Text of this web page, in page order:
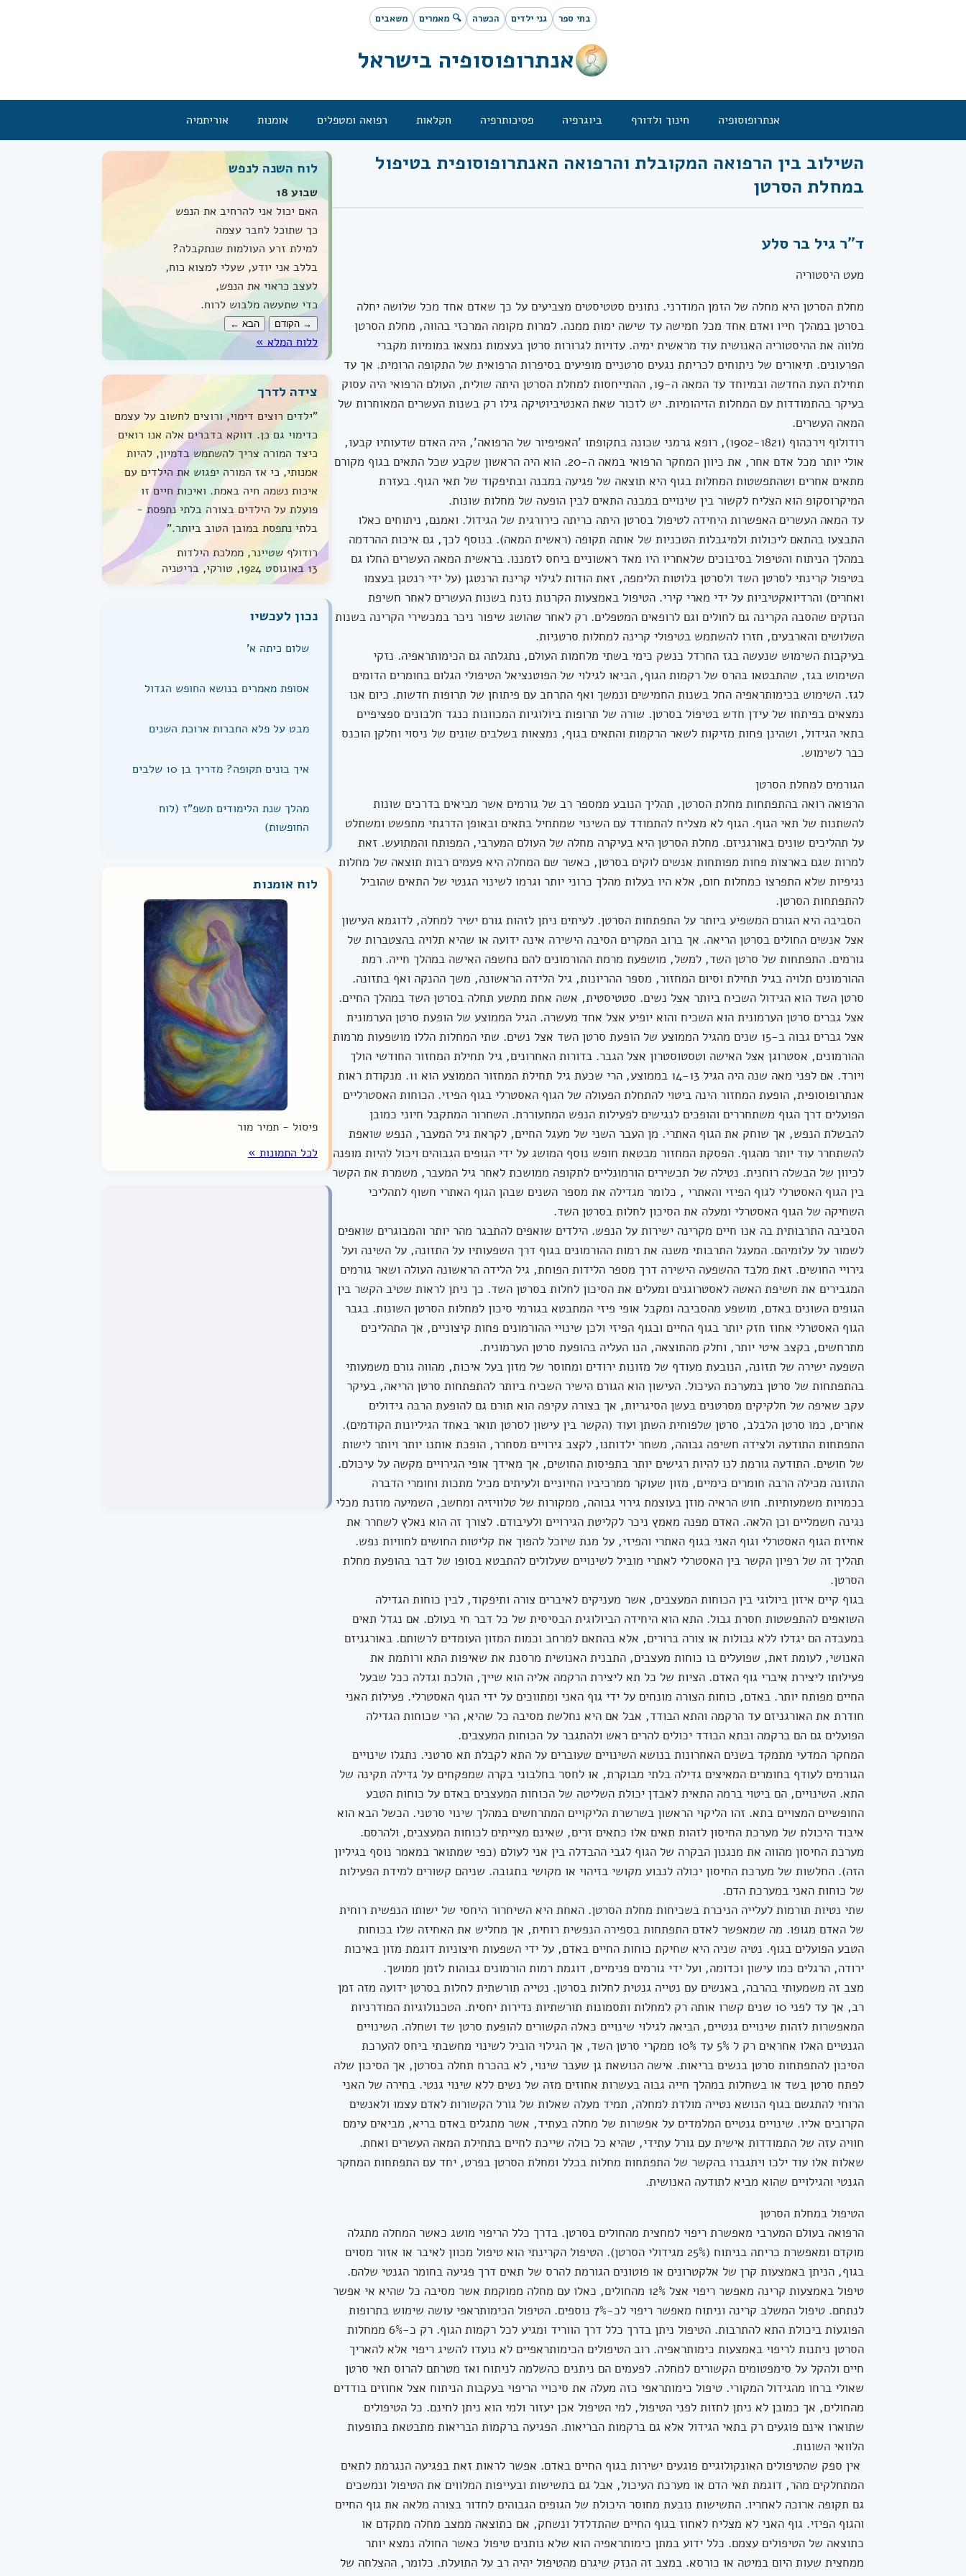
בתי ספר גני ילדים הכשרה 🔍 מאמרים משאבים
אנתרופוסופיה בישראל
אנתרופוסופיה חינוך ולדורף ביוגרפיה פסיכותרפיה חקלאות רפואה ומטפלים אומנות אוריתמיה
השילוב בין הרפואה המקובלת והרפואה האנתרופוסופית בטיפול
במחלת הסרטן
ד"ר גיל בר סלע
מעט היסטוריה
מחלת הסרטן היא מחלה של הזמן המודרני. נתונים סטטיסטים מצביעים על כך שאדם אחד מכל שלושה יחלה
בסרטן במהלך חייו ואדם אחד מכל חמישה עד שישה ימות ממנה. למרות מקומה המרכזי בהווה, מחלת הסרטן
מלווה את ההיסטוריה האנושית עוד מראשית ימיה. עדויות לגרורות סרטן בעצמות נמצאו במומיות מקברי
הפרעונים. תיאורים של ניתוחים לכריתת נגעים סרטניים מופיעים בסיפרות הרפואית של התקופה הרומית. אך עד
תחילת העת החדשה ובמיוחד עד המאה ה-19, ההתייחסות למחלת הסרטן היתה שולית, העולם הרפואי היה עסוק
בעיקר בהתמודדות עם המחלות הזיהומיות. יש לזכור שאת האנטיביוטיקה גילו רק בשנות העשרים המאוחרות של
המאה העשרים.
רודולוף וירכהוף (1902-1821), רופא גרמני שכונה בתקופתו 'האפיפיור של הרפואה', היה האדם שדעותיו קבעו,
אולי יותר מכל אדם אחר, את כיוון המחקר הרפואי במאה ה-20. הוא היה הראשון שקבע שכל התאים בגוף מקורם
מתאים אחרים ושהתפשטות המחלות בגוף היא תוצאה של פגיעה במבנה ובתיפקוד של תאי הגוף. בעזרת
המיקרוסקופ הוא הצליח לקשור בין שינויים במבנה התאים לבין הופעה של מחלות שונות.
עד המאה העשרים האפשרות היחידה לטיפול בסרטן היתה כריתה כירורגית של הגידול. ואמנם, ניתוחים כאלו
התבצעו בהתאם ליכולות ולמיגבלות הטכניות של אותה תקופה (ראשית המאה). בנוסף לכך, גם איכות ההרדמה
במהלך הניתוח והטיפול בסיבוכים שלאחריו היו מאד ראשוניים ביחס לזמננו. בראשית המאה העשרים החלו גם
בטיפול קרינתי לסרטן השד ולסרטן בלוטות הלימפה, זאת הודות לגילוי קרינת הרנטגן (על ידי רנטגן בעצמו
ואחרים) והרדיואקטיביות על ידי מארי קירי. הטיפול באמצעות הקרנות נזנח בשנות העשרים לאחר חשיפת
הנזקים שהסבה הקרינה גם לחולים וגם לרופאים המטפלים. רק לאחר שהושג שיפור ניכר במכשירי הקרינה בשנות
השלושים והארבעים, חזרו להשתמש בטיפולי קרינה למחלות סרטניות.
בעיקבות השימוש שנעשה בגז החרדל כנשק כימי בשתי מלחמות העולם, נתגלתה גם הכימותראפיה. נזקי
השימוש בגז, שהתבטאו בהרס של רקמות הגוף, הביאו לגילוי של הפוטנציאל הטיפולי הגלום בחומרים הדומים
לגז. השימוש בכימותראפיה החל בשנות החמישים ונמשך ואף התרחב עם פיתוחן של תרופות חדשות. כיום אנו
נמצאים בפיתחו של עידן חדש בטיפול בסרטן. שורה של תרופות ביולוגיות המכוונות כנגד חלבונים ספציפיים
בתאי הגידול, ושהינן פחות מזיקות לשאר הרקמות והתאים בגוף, נמצאות בשלבים שונים של ניסוי וחלקן הוכנס
כבר לשימוש.
הגורמים למחלת הסרטן
הרפואה רואה בהתפתחות מחלת הסרטן, תהליך הנובע ממספר רב של גורמים אשר מביאים בדרכים שונות
להשתנות של תאי הגוף. הגוף לא מצליח להתמודד עם השינוי שמתחיל בתאים ובאופן הדרגתי מתפשט ומשתלט
על תהליכים שונים באורגניזם. מחלת הסרטן היא בעיקרה מחלה של העולם המערבי, המפותח והמתועש. זאת
למרות שגם בארצות פחות מפותחות אנשים לוקים בסרטן, כאשר שם המחלה היא פעמים רבות תוצאה של מחלות
נגיפיות שלא התפרצו כמחלות חום, אלא היו בעלות מהלך כרוני יותר וגרמו לשינוי הגנטי של התאים שהוביל
להתפתחות הסרטן.
הסביבה היא הגורם המשפיע ביותר על התפתחות הסרטן. לעיתים ניתן לזהות גורם ישיר למחלה, לדוגמא העישון
אצל אנשים החולים בסרטן הריאה. אך ברוב המקרים הסיבה הישירה אינה ידועה או שהיא תלויה בהצטברות של
גורמים. התפתחות של סרטן השד, למשל, מושפעת מרמת ההורמונים להם נחשפה האישה במהלך חייה. רמת
ההורמונים תלויה בגיל תחילת וסיום המחזור, מספר ההריונות, גיל הלידה הראשונה, משך ההנקה ואף בתזונה.
סרטן השד הוא הגידול השכיח ביותר אצל נשים. סטטיסטית, אשה אחת מתשע תחלה בסרטן השד במהלך החיים.
אצל גברים סרטן הערמונית הוא השכיח והוא יופיע אצל אחד מעשרה. הגיל הממוצע של הופעת סרטן הערמונית
אצל גברים גבוה ב-15 שנים מהגיל הממוצע של הופעת סרטן השד אצל נשים. שתי המחלות הללו מושפעות מרמות
ההורמונים, אסטרוגן אצל האישה וטסטוסטרון אצל הגבר. בדורות האחרונים, גיל תחילת המחזור החודשי הולך
ויורד. אם לפני מאה שנה היה הגיל 14-13 בממוצע, הרי שכעת גיל תחילת המחזור הממוצע הוא 11. מנקודת ראות
אנתרופוסופית, הופעת המחזור הינה ביטוי להתחלת הפעולה של הגוף האסטרלי בגוף הפיזי. הכוחות האסטרליים
הפועלים דרך הגוף משתחררים והופכים לנגישים לפעילות הנפש המתעוררת. השחרור המתקבל חיוני כמובן
להבשלת הנפש, אך שוחק את הגוף האתרי. מן העבר השני של מעגל החיים, לקראת גיל המעבר, הנפש שואפת
להשתחרר עוד יותר מהגוף. הפסקת המחזור מבטאת חופש נוסף המושג על ידי הגופים הגבוהים ויכול להיות מופנה
לכיוון של הבשלה רוחנית. נטילה של תכשירים הורמונליים לתקופה ממושכת לאחר גיל המעבר, משמרת את הקשר
בין הגוף האסטרלי לגוף הפיזי והאתרי , כלומר מגדילה את מספר השנים שבהן הגוף האתרי חשוף לתהליכי
השחיקה של הגוף האסטרלי ומעלה את הסיכון לחלות בסרטן השד.
הסביבה התרבותית בה אנו חיים מקרינה ישירות על הנפש. הילדים שואפים להתבגר מהר יותר והמבוגרים שואפים
לשמור על עלומיהם. המעגל התרבותי משנה את רמות ההורמונים בגוף דרך השפעותיו על התזונה, על השינה ועל
גירויי החושים. זאת מלבד ההשפעה הישירה דרך מספר הלידות הפוחת, גיל הלידה הראשונה העולה ושאר גורמים
המגבירים את חשיפת האשה לאסטרוגנים ומעלים את הסיכון לחלות בסרטן השד. כך ניתן לראות שטיב הקשר בין
הגופים השונים באדם, מושפע מהסביבה ומקבל אופי פיזי המתבטא בגורמי סיכון למחלות הסרטן השונות. בגבר
הגוף האסטרלי אחוז חזק יותר בגוף החיים ובגוף הפיזי ולכן שינויי ההורמונים פחות קיצוניים, אך התהליכים
מתרחשים, בקצב איטי יותר, וחלק מהתוצאה, הנו העליה בהופעת סרטן הערמונית.
השפעה ישירה של תזונה, הנובעת מעודף של מזונות ירודים ומחוסר של מזון בעל איכות, מהווה גורם משמעותי
בהתפתחות של סרטן במערכת העיכול. העישון הוא הגורם הישיר השכיח ביותר להתפתחות סרטן הריאה, בעיקר
עקב שאיפה של חלקיקים מסרטנים בעשן הסיגריות, אך בצורה עקיפה הוא תורם גם להופעת הרבה גידולים
אחרים, כמו סרטן הלבלב, סרטן שלפוחית השתן ועוד (הקשר בין עישון לסרטן תואר באחד הגיליונות הקודמים).
התפתחות התודעה ולצידה חשיפה גבוהה, משחר ילדותנו, לקצב גירויים מסחרר, הופכת אותנו יותר ויותר לישות
של חושים. התודעה גורמת לנו להיות רגישים יותר בתפיסות החושים, אך מאידך אופי הגירויים מקשה על עיכולם.
התזונה מכילה הרבה חומרים כימיים, מזון שעוקר ממרכיביו החיוניים ולעיתים מכיל מתכות וחומרי הדברה
בכמויות משמעותיות. חוש הראיה מוזן בעוצמת גירוי גבוהה, ממקורות של טלוויזיה ומחשב, השמיעה מוזנת מכלי
נגינה חשמליים וכן הלאה. האדם מפנה מאמץ ניכר לקליטת הגירויים ולעיבודם. לצורך זה הוא נאלץ לשחרר את
אחיזת הגוף האסטרלי וגוף האני בגוף האתרי והפיזי, על מנת שיוכל להפוך את קליטות החושים לחוויות נפש.
תהליך זה של רפיון הקשר בין האסטרלי לאתרי מוביל לשינויים שעלולים להתבטא בסופו של דבר בהופעת מחלת
הסרטן.
בגוף קיים איזון ביולוגי בין הכוחות המעצבים, אשר מעניקים לאיברים צורה ותיפקוד, לבין כוחות הגדילה
השואפים להתפשטות חסרת גבול. התא הוא היחידה הביולוגית הבסיסית של כל דבר חי בעולם. אם נגדל תאים
במעבדה הם יגדלו ללא גבולות או צורה ברורים, אלא בהתאם למרחב וכמות המזון העומדים לרשותם. באורגניזם
האנושי, לעומת זאת, שפועלים בו כוחות מעצבים, התבנית האנושית מרסנת את שאיפות התא ורותמת את
פעילותו ליצירת איברי גוף האדם. הציות של כל תא ליצירת הרקמה אליה הוא שייך, הולכת וגדלה ככל שבעל
החיים מפותח יותר. באדם, כוחות הצורה מונחים על ידי גוף האני ומתווכים על ידי הגוף האסטרלי. פעילות האני
חודרת את האורגניזם עד הרקמה והתא הבודד, אבל אם היא נחלשת מסיבה כל שהיא, הרי שכוחות הגדילה
הפועלים גם הם ברקמה ובתא הבודד יכולים להרים ראש ולהתגבר על הכוחות המעצבים.
המחקר המדעי מתמקד בשנים האחרונות בנושא השינויים שעוברים על התא לקבלת תא סרטני. נתגלו שינויים
הגורמים לעודף בחומרים המאיצים גדילה בלתי מבוקרת, או לחסר בחלבוני בקרה שמפקחים על גדילה תקינה של
התא. השינויים, הם ביטוי ברמה התאית לאבדן יכולת השליטה של הכוחות המעצבים באדם על כוחות הטבע
החופשיים המצויים בתא. זהו הליקוי הראשון בשרשרת הליקויים המתרחשים במהלך שינוי סרטני. הכשל הבא הוא
איבוד היכולת של מערכת החיסון לזהות תאים אלו כתאים זרים, שאינם מצייתים לכוחות המעצבים, ולהרסם.
מערכת החיסון מהווה את מנגנון הבקרה של הגוף לגבי ההבדלה בין אני לעולם (כפי שמתואר במאמר נוסף בגיליון
הזה). החלשות של מערכת החיסון יכולה לנבוע מקושי בזיהוי או מקושי בתגובה. שניהם קשורים למידת הפעילות
של כוחות האני במערכת הדם.
שתי נטיות תורמות לעלייה הניכרת בשכיחות מחלת הסרטן. האחת היא השיחרור היחסי של ישותו הנפשית רוחית
של האדם מגופו. מה שמאפשר לאדם התפתחות בספירה הנפשית רוחית, אך מחליש את האחיזה שלו בכוחות
הטבע הפועלים בגוף. נטיה שניה היא שחיקת כוחות החיים באדם, על ידי השפעות חיצוניות דוגמת מזון באיכות
ירודה, הרגלים כמו עישון וכדומה, ועל ידי גורמים פנימיים, דוגמת רמות הורמונים גבוהות לזמן ממושך.
מצב זה משמעותי בהרבה, באנשים עם נטייה גנטית לחלות בסרטן. נטייה תורשתית לחלות בסרטן ידועה מזה זמן
רב, אך עד לפני 10 שנים קשרו אותה רק למחלות ותסמונות תורשתיות נדירות יחסית. הטכנולוגיות המודרניות
המאפשרות לזהות שינויים גנטיים, הביאה לגילוי שינויים כאלה הקשורים להופעת סרטן שד ושחלה. השינויים
הגנטיים האלו אחראים רק ל 5% עד 10% ממקרי סרטן השד, אך הגילוי הוביל לשינוי מחשבתי ביחס להערכת
הסיכון להתפתחות סרטן בנשים בריאות. אישה הנושאת גן שעבר שינוי, לא בהכרח תחלה בסרטן, אך הסיכון שלה
לפתח סרטן בשד או בשחלות במהלך חייה גבוה בעשרות אחוזים מזה של נשים ללא שינוי גנטי. בחירה של האני
הרוחי להתגשם בגוף הנושא נטייה מולדת למחלה, תמיד מעלה שאלות של גורל הקשורות לאדם עצמו ולאנשים
הקרובים אליו. שינויים גנטיים המלמדים על אפשרות של מחלה בעתיד, אשר מתגלים באדם בריא, מביאים עימם
חוויה עזה של התמודדות אישית עם גורל עתידי, שהיא כל כולה שייכת לחיים בתחילת המאה העשרים ואחת.
שאלות אלו עוד ילכו ויתגברו בהקשר של התפתחות מחלות בכלל ומחלת הסרטן בפרט, יחד עם התפתחות המחקר
הגנטי והגילויים שהוא מביא לתודעה האנושית.
הטיפול במחלת הסרטן
הרפואה בעולם המערבי מאפשרת ריפוי למחצית מהחולים בסרטן. בדרך כלל הריפוי מושג כאשר המחלה מתגלה
מוקדם ומאפשרת כריתה בניתוח (25% מגידולי הסרטן). הטיפול הקרינתי הוא טיפול מכוון לאיבר או אזור מסוים
בגוף, הניתן באמצעות קרן של אלקטרונים או פוטונים הגורמת להרס של תאים דרך פגיעה בחומר הגנטי שלהם.
טיפול באמצעות קרינה מאפשר ריפוי אצל 12% מהחולים, כאלו עם מחלה ממוקמת אשר מסיבה כל שהיא אי אפשר
לנתחם. טיפול המשלב קרינה וניתוח מאפשר ריפוי לכ-7% נוספים. הטיפול הכימותראפי עושה שימוש בתרופות
הפוגעות ביכולת התא להתרבות. הטיפול ניתן בדרך כלל דרך הווריד ומגיע לכל רקמות הגוף. רק כ-6% ממחלות
הסרטן ניתנות לריפוי באמצעות כימותראפיה. רוב הטיפולים הכימותראפיים לא נועדו להשיג ריפוי אלא להאריך
חיים ולהקל על סימפטומים הקשורים למחלה. לפעמים הם ניתנים כהשלמה לניתוח ואז מטרתם להרוס תאי סרטן
שאולי ברחו מהגידול המקורי. טיפול כימותראפי כזה מעלה את סיכויי הריפוי בעקבות הניתוח אצל אחוזים בודדים
מהחולים, אך כמובן לא ניתן לחזות לפני הטיפול, למי הטיפול אכן יעזור ולמי הוא ניתן לחינם. כל הטיפולים
שתוארו אינם פוגעים רק בתאי הגידול אלא גם ברקמות הבריאות. הפגיעה ברקמות הבריאות מתבטאת בתופעות
הלוואי השונות.
אין ספק שהטיפולים האונקולוגיים פוגעים ישירות בגוף החיים באדם. אפשר לראות זאת בפגיעה הנגרמת לתאים
המתחלקים מהר, דוגמת תאי הדם או מערכת העיכול, אבל גם בתשישות ובעייפות המלווים את הטיפול ונמשכים
גם תקופה ארוכה לאחריו. התשישות נובעת מחוסר היכולת של הגופים הגבוהים לחדור בצורה מלאה את גוף החיים
והגוף הפיזי. גוף האני לא מצליח לאחוז בגוף החיים שהתדלדל ונשחק, אם כתוצאה ממצב מחלה מתקדם או
כתוצאה של הטיפולים עצמם. כלל ידוע במתן כימותראפיה הוא שלא נותנים טיפול כאשר החולה נמצא יותר
ממחצית שעות היום במיטה או כורסא. במצב זה הנזק שיגרם מהטיפול יהיה רב על התועלת. כלומר, ההצלחה של
לוח השנה לנפש
שבוע 18
האם יכול אני להרחיב את הנפש
כך שתוכל לחבר עצמה
למילת זרע העולמות שנתקבלה?
בללב אני יודע, שעלי למצוא כוח,
לעצב כראוי את הנפש,
כדי שתעשה מלבוש לרוח.
→ הקודם הבא ←
ללוח המלא »
צידה לדרך
"ילדים רוצים דימוי, ורוצים לחשוב על עצמם
כדימוי גם כן. דווקא בדברים אלה אנו רואים
כיצד המורה צריך להשתמש בדמיון, להיות
אמנותי, כי אז המורה יפגוש את הילדים עם
איכות נשמה חיה באמת. ואיכות חיים זו
פועלת על הילדים בצורה בלתי נתפסת -
בלתי נתפסת במובן הטוב ביותר."
רודולף שטיינר, ממלכת הילדות
13 באוגוסט 1924, טורקי, בריטניה
נכון לעכשיו
שלום כיתה א'
אסופת מאמרים בנושא החופש הגדול
מבט על פלא החברות ארוכת השנים
איך בונים תקופה? מדריך בן 10 שלבים
מהלך שנת הלימודים תשפ"ז (לוח
החופשות)
לוח אומנות
פיסול - תמיר מור
לכל התמונות »